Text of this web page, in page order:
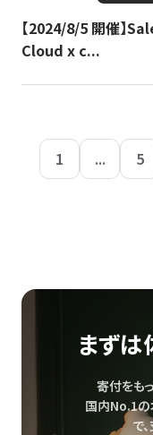
【2024/8/5 開催】
Cloud x c...
1 ... 5
まずは
寄付をも
国内No.1の
で、